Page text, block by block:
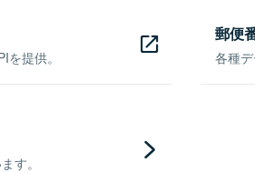
提供。
郵便
各種
す。